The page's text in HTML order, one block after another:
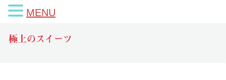
極上のスイーツ
MENU